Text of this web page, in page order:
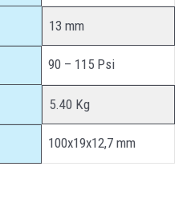
13 mm
90 – 115 Psi
5.40 Kg
100x19x12,7 mm